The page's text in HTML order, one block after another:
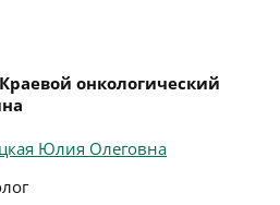
онкологический
Юлия Олеговна